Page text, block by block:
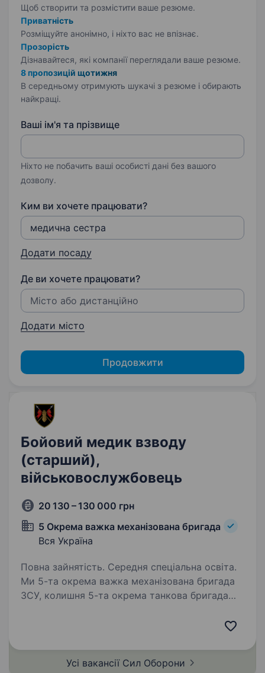
Щоб створити та розмістити ваше резюме.
Приватність
Розміщуйте анонімно, і ніхто вас не впізнає.
Прозорість
Дізнавайтеся, які компанії переглядали ваше резюме.
8 пропозицій щотижня
В середньому отримують шукачі з резюме і обирають
найкращі.
Ваші ім'я та прізвище
Ніхто не побачить ваші особисті дані без вашого
дозволу.
Ким ви хочете працювати?
Додати посаду
Де ви хочете працювати?
Додати місто
Продовжити
Бойовий медик взводу
(старший),
військовослужбовець
20 130 – 130 000 грн
5 Окрема важка механізована бригада
Вся Україна
Повна зайнятість. Середня спеціальна освіта.
Ми 5-та окрема важка механізована бригада
ЗСУ, колишня 5-та окрема танкова бригада
позиції…
Усі вакансії Сил Оборони